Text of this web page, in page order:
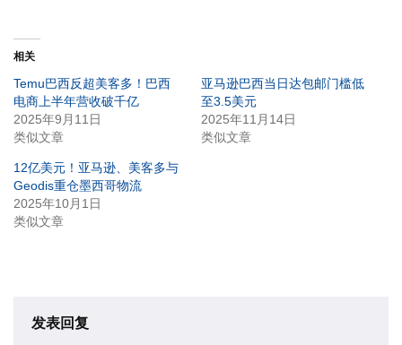
相关
Temu巴西反超美客多！巴西
电商上半年营收破千亿
2025年9月11日
类似文章
亚马逊巴西当日达包邮门槛低
至3.5美元
2025年11月14日
类似文章
12亿美元！亚马逊、美客多与
Geodis重仓墨西哥物流
2025年10月1日
类似文章
发表回复